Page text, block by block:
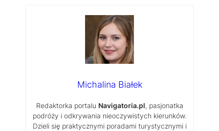
Michalina Białek
Redaktorka portalu Navigatoria.pl, pasjonatka
podróży i odkrywania nieoczywistych kierunków.
Dzieli się praktycznymi poradami turystycznymi i